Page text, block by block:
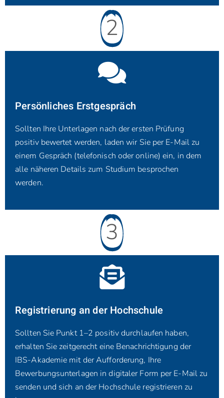
2
Persönliches Erstgespräch
Sollten Ihre Unterlagen nach der ersten Prüfung
positiv bewertet werden, laden wir Sie per E-Mail zu
einem Gespräch (telefonisch oder online) ein, in dem
alle näheren Details zum Studium besprochen
werden.
3
Registrierung an der Hochschule
Sollten Sie Punkt 1–2 positiv durchlaufen haben,
erhalten Sie zeitgerecht eine Benach­richtigung der
IBS-Akademie mit der Auf­forderung, Ihre
Bewerbungsunterlagen in digitaler Form per E-Mail zu
senden und sich an der Hochschule registrieren zu